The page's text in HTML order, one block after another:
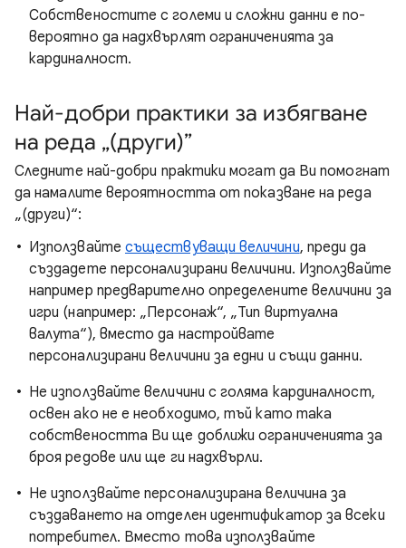
Собственостите с големи и сложни данни е по-
вероятно да надхвърлят ограниченията за
кардиналност.
Най-добри практики за избягване
на реда „(други)”
Следните най-добри практики могат да Ви помогнат
да намалите вероятността от показване на реда
„(други)“:
Използвайте съществуващи величини, преди да
създадете персонализирани величини. Използвайте
например предварително определените величини за
игри (например: „Персонаж“, „Тип виртуална
валута“), вместо да настройвате
персонализирани величини за едни и същи данни.
Не използвайте величини с голяма кардиналност,
освен ако не е необходимо, тъй като така
собствеността Ви ще доближи ограниченията за
броя редове или ще ги надхвърли.
Не използвайте персонализирана величина за
създаването на отделен идентификатор за всеки
потребител. Вместо това използвайте